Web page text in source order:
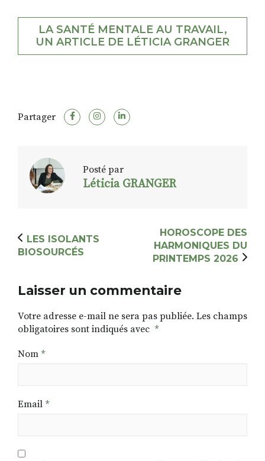
LA SANTÉ MENTALE AU TRAVAIL,
UN ARTICLE DE LÉTICIA GRANGER
Partager
Posté par
Léticia GRANGER
LES ISOLANTS
BIOSOURCÉS
HOROSCOPE DES
HARMONIQUES DU
PRINTEMPS 2026
Laisser un commentaire
Votre adresse e-mail ne sera pas publiée. Les champs
obligatoires sont indiqués avec *
Nom *
Email *